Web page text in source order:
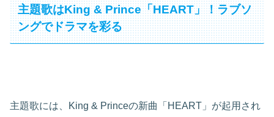
主題歌はKing & Prince「HEART」！ラブソ
ングでドラマを彩る
主題歌には、King & Princeの新曲「HEART」が起用され